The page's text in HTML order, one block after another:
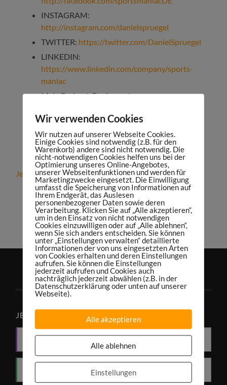
INSTAGRAM:
http://instagram.com/danielspruegel
TWITTER: https://twitter.com/DanielSpruegel
LINKEDIN:
https://www.linkedin.com/company/sports-
maniac
Mein Podcast-Equipment:
Jetzt kostenfreies Strategiegespräch vereinbaren!
teilen tweet
teilen teilen
JETZT PODCAST ABONNIEREN
Wir verwenden Cookies
Wir nutzen auf unserer Webseite Cookies.
Einige Cookies sind notwendig (z.B. für den
Warenkorb) andere sind nicht notwendig. Die
nicht-notwendigen Cookies helfen uns bei der
Optimierung unseres Online-Angebotes,
unserer Webseitenfunktionen und werden für
Marketingzwecke eingesetzt. Die Einwilligung
umfasst die Speicherung von Informationen auf
Ihrem Endgerät, das Auslesen
personenbezogener Daten sowie deren
Verarbeitung. Klicken Sie auf „Alle akzeptieren“,
um in den Einsatz von nicht notwendigen
Cookies einzuwilligen oder auf „Alle ablehnen“,
wenn Sie sich anders entscheiden. Sie können
unter „Einstellungen verwalten“ detaillierte
Informationen der von uns eingesetzten Arten
von Cookies erhalten und deren Einstellungen
aufrufen. Sie können die Einstellungen
jederzeit aufrufen und Cookies auch
nachträglich jederzeit abwählen (z.B. in der
Datenschutzerklärung oder unten auf unserer
Webseite).
Alle akzeptieren
Alle ablehnen
Einstellungen